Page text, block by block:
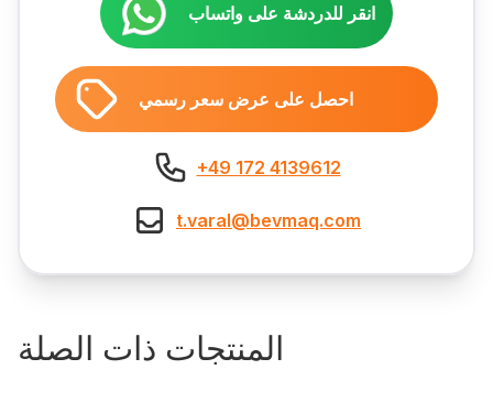
انقر للدردشة على واتساب
احصل على عرض سعر رسمي
+49 172 4139612
t.varal@bevmaq.com
المنتجات ذات الصلة